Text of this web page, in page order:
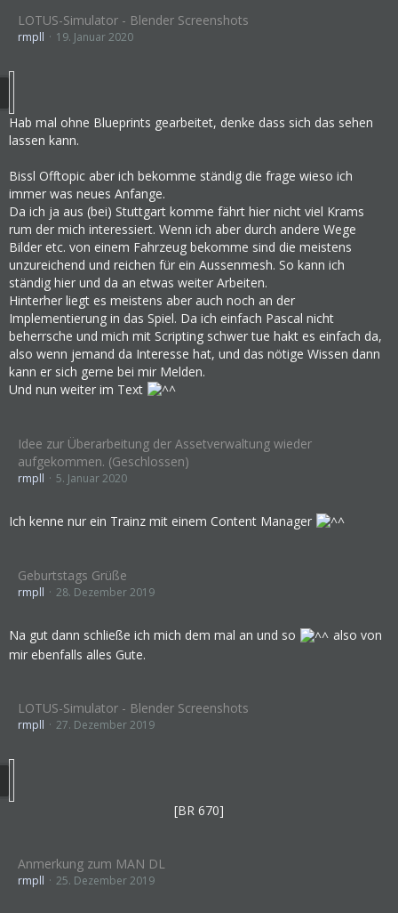
LOTUS-Simulator - Blender Screenshots
rmpll 19. Januar 2020
Hab mal ohne Blueprints gearbeitet, denke dass sich das sehen
lassen kann.
Bissl Offtopic aber ich bekomme ständig die frage wieso ich
immer was neues Anfange.
Da ich ja aus (bei) Stuttgart komme fährt hier nicht viel Krams
rum der mich interessiert. Wenn ich aber durch andere Wege
Bilder etc. von einem Fahrzeug bekomme sind die meistens
unzureichend und reichen für ein Aussenmesh. So kann ich
ständig hier und da an etwas weiter Arbeiten.
Hinterher liegt es meistens aber auch noch an der
Implementierung in das Spiel. Da ich einfach Pascal nicht
beherrsche und mich mit Scripting schwer tue hakt es einfach da,
also wenn jemand da Interesse hat, und das nötige Wissen dann
kann er sich gerne bei mir Melden.
Und nun weiter im Text
Idee zur Überarbeitung der Assetverwaltung wieder
aufgekommen. (Geschlossen)
rmpll 5. Januar 2020
Ich kenne nur ein Trainz mit einem Content Manager
Geburtstags Grüße
rmpll 28. Dezember 2019
Na gut dann schließe ich mich dem mal an und so
also von
mir ebenfalls alles Gute.
LOTUS-Simulator - Blender Screenshots
rmpll 27. Dezember 2019
[BR 670]
Anmerkung zum MAN DL
rmpll 25. Dezember 2019